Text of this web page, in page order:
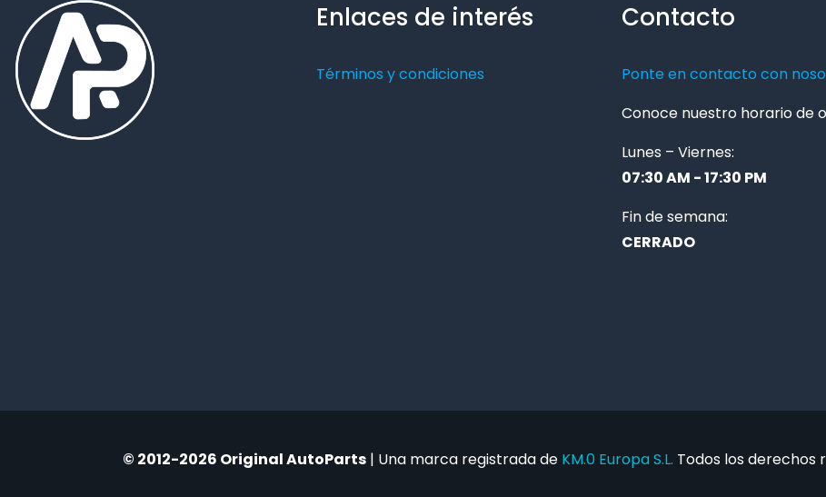
Enlaces de interés
Términos y condiciones
Contacto
Ponte en contacto con
Conoce nuestro horario de
Lunes – Viernes:
07:30 AM - 17:30 PM
Fin de semana:
CERRADO
© 2012-2026 Original AutoParts| Una marca registrada de KM.0 Europa S.L. Todos los derechos